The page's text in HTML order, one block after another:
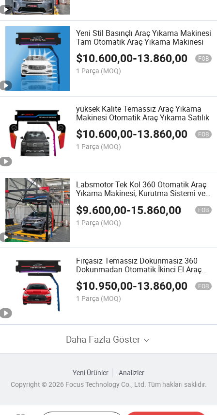
Yeni Stil Basınçlı Araç Yıkama Makinesi
Tam Otomatik Araç Yıkama Makinesi
$10.600,00-13.860,00 FOB
1 Parça (MOQ)
yüksek Kalite Temassız Araç Yıkama
Makinesi Otomatik Araç Yıkama Satılık
$10.600,00-13.860,00 FOB
1 Parça (MOQ)
Labsmotor Tek Kol 360 Otomatik Araç
Yıkama Makinesi, Kurutma Sistemi ve
$9.600,00-15.860,00 FOB
1 Parça (MOQ)
Fırçasız Temassız Dokunmasız 360
Dokunmadan Otomatik İkinci El Araç
Yıkama Makinesi ile Hava Kurutucu
$10.950,00-13.860,00 FOB
1 Parça (MOQ)
Daha Fazla Göster
Yeni Ürünler
Analizler
Copyright © 2026 Focus Technology Co., Ltd. Tüm hakları saklıdır.